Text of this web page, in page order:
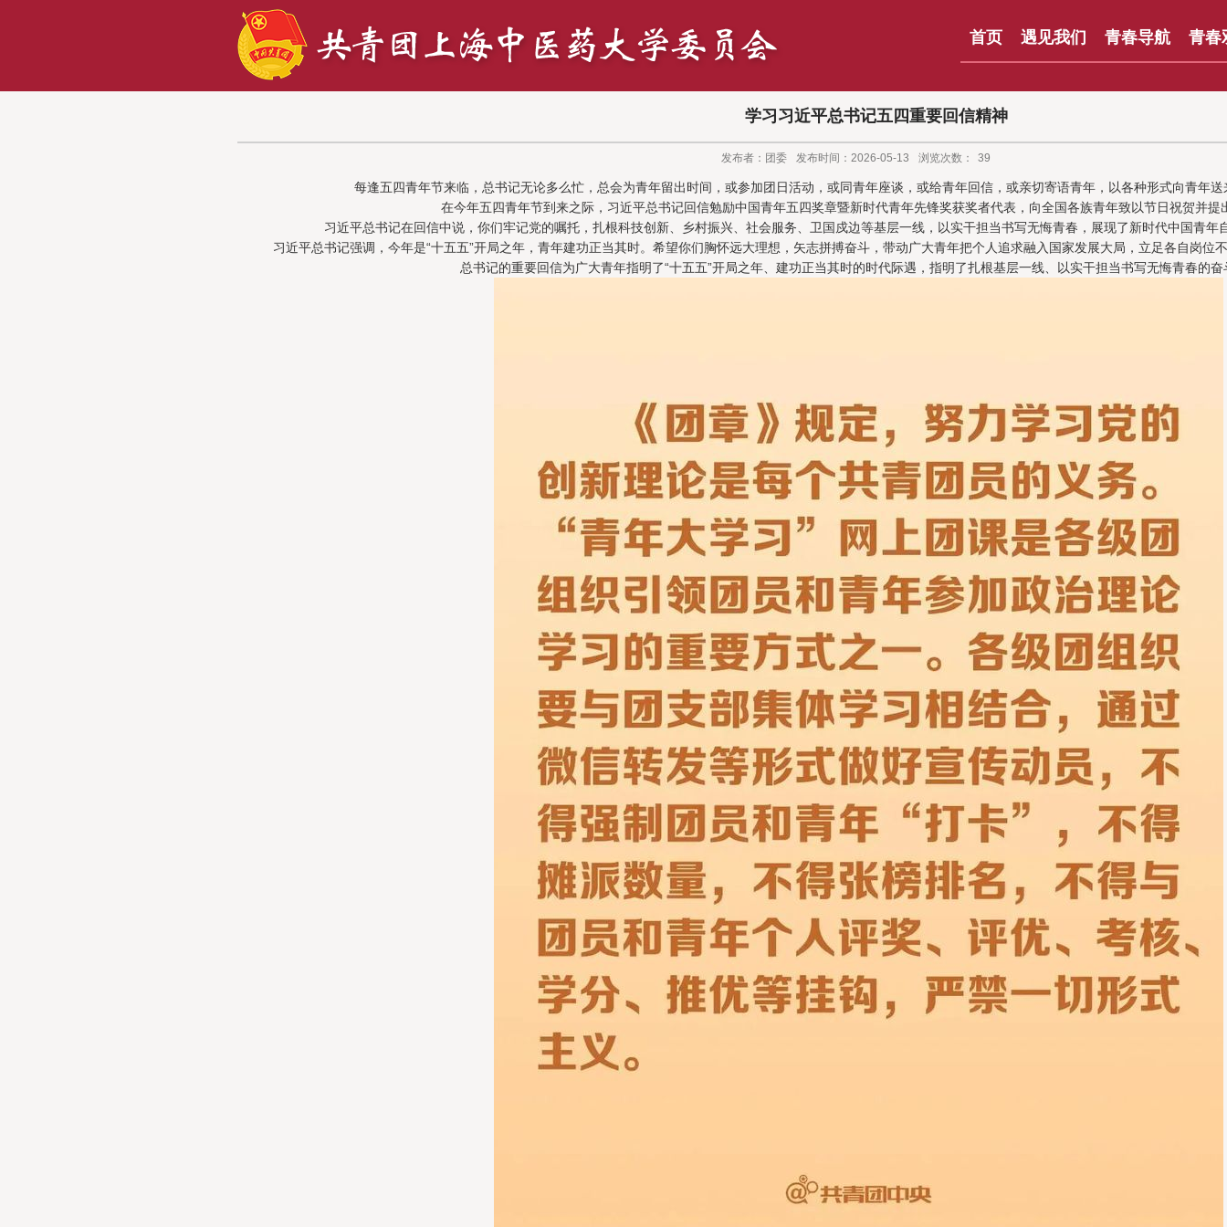
首页 遇见我们 青春导航 青春
学习习近平总书记五四重要回信精神
发布者：团委 发布时间：2026-05-13 浏览次数： 39
每逢五四青年节来临，总书记无论多么忙，总会为青年留出时间，或参加团日活动，或同青年座谈，或给青年回信，或亲切寄语青年，以各种形式向青年
在今年五四青年节到来之际，习近平总书记回信勉励中国青年五四奖章暨新时代青年先锋奖获奖者代表，向全国各族青年致以节日祝贺并提
习近平总书记在回信中说，你们牢记党的嘱托，扎根科技创新、乡村振兴、社会服务、卫国戍边等基层一线，以实干担当书写无悔青春，展现了新时代中国青年
习近平总书记强调，今年是“十五五”开局之年，青年建功正当其时。希望你们胸怀远大理想，矢志拼搏奋斗，带动广大青年把个人追求融入国家发展大局，立足各自岗位
总书记的重要回信为广大青年指明了“十五五”开局之年、建功正当其时的时代际遇，指明了扎根基层一线、以实干担当书写无悔青春的奋